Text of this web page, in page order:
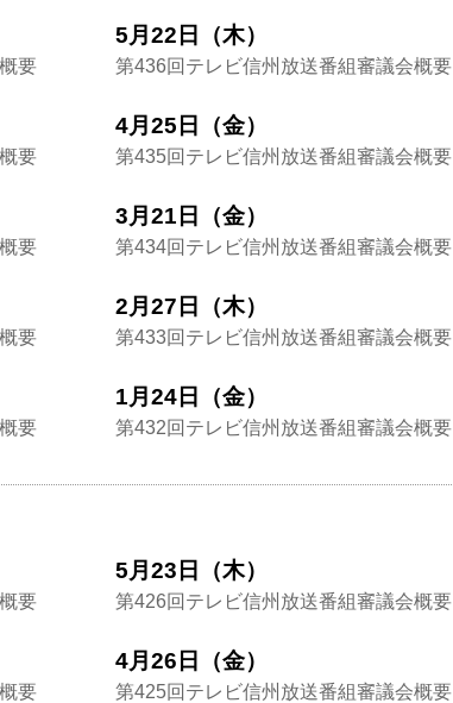
要
要
要
要
要
5月22日（木）
第436回テレビ信州放送番組審議会概要
4月25日（金）
第435回テレビ信州放送番組審議会概要
3月21日（金）
第434回テレビ信州放送番組審議会概要
2月27日（木）
第433回テレビ信州放送番組審議会概要
1月24日（金）
第432回テレビ信州放送番組審議会概要
要
要
5月23日（木）
第426回テレビ信州放送番組審議会概要
4月26日（金）
第425回テレビ信州放送番組審議会概要